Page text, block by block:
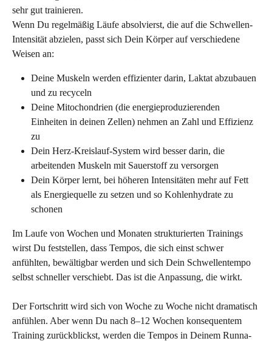
sehr gut trainieren.
Wenn Du regelmäßig Läufe absolvierst, die auf die Schwellen-
Intensität abzielen, passt sich Dein Körper auf verschiedene
Weisen an:
Deine Muskeln werden effizienter darin, Laktat abzubauen
und zu recyceln
Deine Mitochondrien (die energieproduzierenden
Einheiten in deinen Zellen) nehmen an Zahl und Effizienz
zu
Dein Herz-Kreislauf-System wird besser darin, die
arbeitenden Muskeln mit Sauerstoff zu versorgen
Dein Körper lernt, bei höheren Intensitäten mehr auf Fett
als Energiequelle zu setzen und so Kohlenhydrate zu
schonen
Im Laufe von Wochen und Monaten strukturierten Trainings
wirst Du feststellen, dass Tempos, die sich einst schwer
anfühlten, bewältigbar werden und sich Dein Schwellentempo
selbst schneller verschiebt. Das ist die Anpassung, die wirkt.
Der Fortschritt wird sich von Woche zu Woche nicht dramatisch
anfühlen. Aber wenn Du nach 8–12 Wochen konsequentem
Training zurückblickst, werden die Tempos in Deinem Runna-